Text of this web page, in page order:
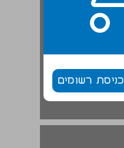
כניסת רשומים